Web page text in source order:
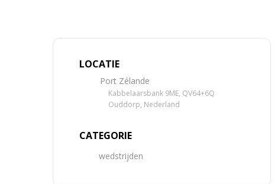
LOCATIE
Port Zélande
Kabbelaarsbank 9ME, QV64+6Q
Ouddorp, Nederland
CATEGORIE
wedstrijden